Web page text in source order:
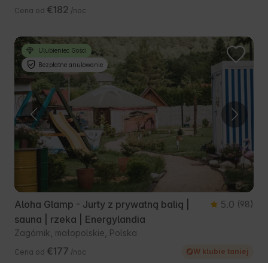
Cena od €182 /noc
Ulubieniec Gości
Bezpłatne anulowanie
Aloha Glamp - Jurty z prywatną balią |
sauna | rzeka | Energylandia
5.0 (98)
Zagórnik, małopolskie, Polska
Cena od €177 /noc W klubie taniej